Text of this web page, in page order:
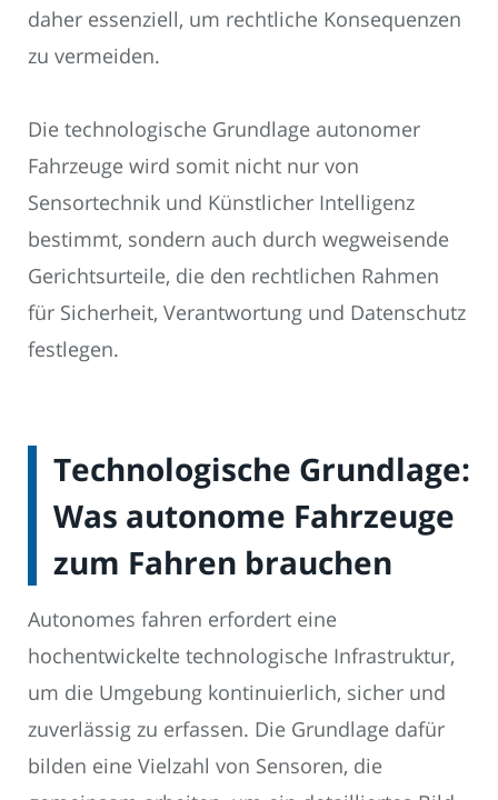
daher essenziell, um rechtliche Konsequenzen
zu vermeiden.
Die technologische Grundlage autonomer
Fahrzeuge wird somit nicht nur von
Sensortechnik und Künstlicher Intelligenz
bestimmt, sondern auch durch wegweisende
Gerichtsurteile, die den rechtlichen Rahmen
für Sicherheit, Verantwortung und Datenschutz
festlegen.
Technologische Grundlage:
Was autonome Fahrzeuge
zum Fahren brauchen
Autonomes fahren erfordert eine
hochentwickelte technologische Infrastruktur,
um die Umgebung kontinuierlich, sicher und
zuverlässig zu erfassen. Die Grundlage dafür
bilden eine Vielzahl von Sensoren, die